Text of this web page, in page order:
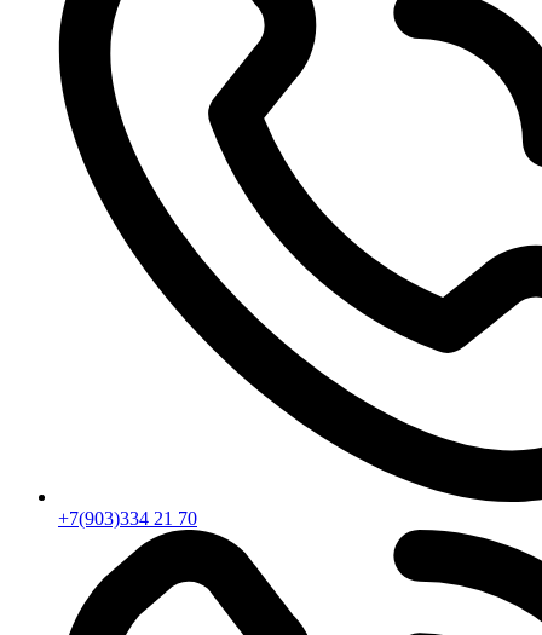
+7(903)334 21 70